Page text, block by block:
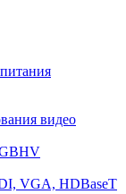
видео
VGA, HDBaseT